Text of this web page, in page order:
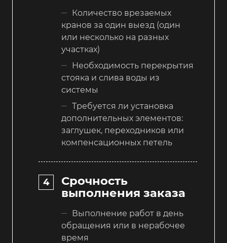
Количество врезаемых
кранов за один выезд (один
или несколько на разных
участках)
Необходимость перекрытия
стояка и слива воды из
системы
Требуется ли установка
дополнительных элементов:
заглушек, переходников или
компенсационных петель
Срочность
выполнения заказа
Выполнение работ в день
обращения или в нерабочее
время